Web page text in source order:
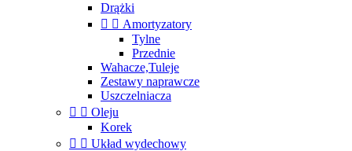
Drążki
  Amortyzatory
Tylne
Przednie
Wahacze,Tuleje
Zestawy naprawcze
Uszczelniacza
  Oleju
Korek
  Układ wydechowy